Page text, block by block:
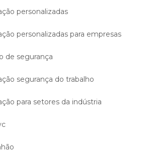
personalizadas
personalizadas para empresas
de segurança
segurança do trabalho
para setores da indústria